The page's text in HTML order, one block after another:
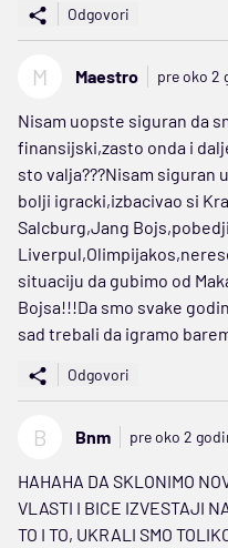
Odgovori
M Maestro pre oko 2
Nisam uopste siguran da
finansijski,zasto onda i
sto valja???Nisam siguran
bolji igracki,izbacivao si
Salcburg,Jang
situaciju da gubimo od
Bojsa!!!Da smo svake
sad trebali da igramo
Odgovori
B Bnm pre oko 2
HAHAHA DA SKLONIMO
VLASTI I BICE IZVESTAJI
TO I TO, UKRALI SMO